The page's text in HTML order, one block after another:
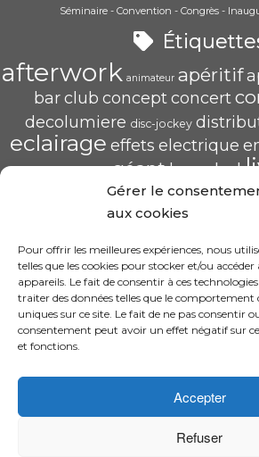
Gérer le
aux cookies
Pour offrir les meilleures expériences, nous
telles que les cookies pour stocker et/ou
appareils. Le fait de consentir à ces
traiter des données telles que le comportement
uniques sur ce site. Le fait de ne pas consentir
consentement peut avoir un effet négatif sur
et fonctions.
Accepter
Refuser
Séminaire - Convention - Congrès -
afterwork animateur apéritif
barclub conceptconcert
decolumiere disc-jockey
eclairage effets electrique
groupegéanthaugled
mariagemise mix pau
saschahaugscenique
spécialiste
HAUG Sascha
11 Rue ADA BYRON 64000
06.31.30.63.58 –
© 2026 Design By Sascha HAUG